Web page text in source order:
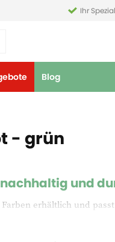
Ihr
Blog
- grün
und
erhältlich und
Kunststoff – leicht und